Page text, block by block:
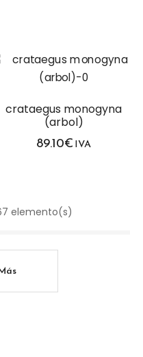
crataegus monogyna
(arbol)
89.10€IVA
elemento(s)